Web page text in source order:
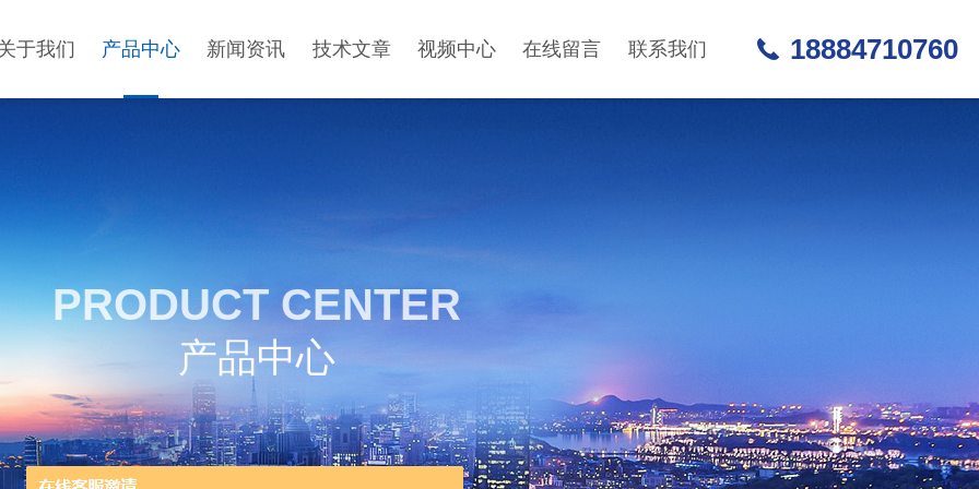
于我们 产品中心 新闻资讯 技术文章 视频中心 在线留言 联系我们 18884710760
PRODUCT CENTER
产品中心